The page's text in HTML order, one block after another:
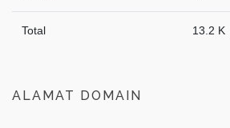
Total 13.2 K
ALAMAT DOMAIN